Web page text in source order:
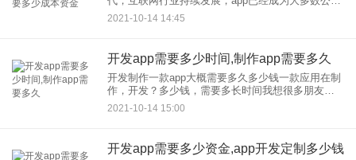
人的必需品如何到达开发，的APP如何在开发，多
少钱消费一个APP是否想要外包，的APP等。都是
2021-10-14 14:45
开发app需要多少时间,制作app需要多久
开发制作一款app大概需要多久多少钱一款应用在制
作，开发？多少钱，需要多长时间我想很多朋友都
在关注这个问题。今天云醒就在这里给大家简单说
一下一个app在制作，开发需要多长时间首先要明确
2021-10-14 15:00
开发app需要多少资金,app开发定制多少钱